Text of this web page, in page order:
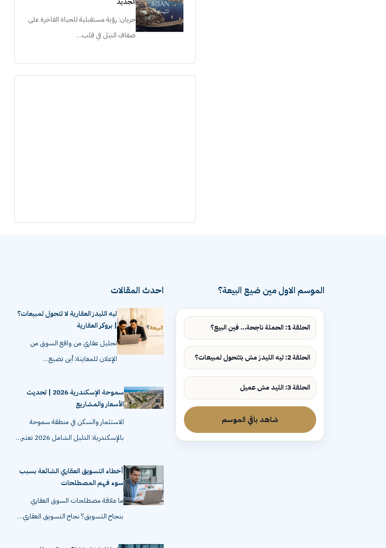
جريان: رؤية مستقبلية للحياة الفاخرة على
ضفاف النيل في قلب…
الموسم الاول مين ضيع البيعة؟
الحلقة 1: الحملة ناجحة... فين البيع؟
الحلقة 2: ليه الليدز مش بتتحول لمبيعات؟
الحلقة 3: الليد مش عميل
شاهد باقي الموسم
احدث المقالات
ليه الليدز العقارية لا تتحول لمبيعات؟
| بروكر العقارية
تحليل عقاري من واقع السوق من
الإعلان للمعاينة: أين تضيع…
سموحة الإسكندرية 2026 | تحديث
الأسعار والمشاريع
الاستثمار والسكن في منطقة سموحة
بالإسكندرية: الدليل الشامل 2026 تعتبر…
أخطاء التسويق العقاري الشائعة بسبب
سوء فهم المصطلحات
ما علاقة مصطلحات السوق العقاري
بنجاح التسويق؟ نجاح التسويق العقاري…